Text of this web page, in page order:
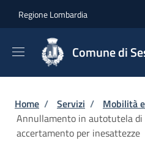
Regione Lombardia
Comune di
Briciole di pane
Home / Servizi / Mobilità
Annullamento in autotutela di
accertamento per inesattezze